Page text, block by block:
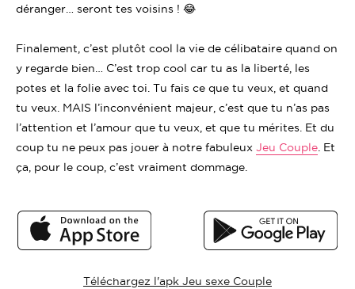
déranger… seront tes voisins ! 😂
Finalement, c’est plutôt cool la vie de célibataire quand on
y regarde bien… C’est trop cool car tu as la liberté, les
potes et la folie avec toi. Tu fais ce que tu veux, et quand
tu veux. MAIS l’inconvénient majeur, c’est que tu n’as pas
l’attention et l’amour que tu veux, et que tu mérites. Et du
coup tu ne peux pas jouer à notre fabuleux Jeu Couple . Et
ça, pour le coup, c’est vraiment dommage.
Téléchargez l'apk Jeu sexe Couple